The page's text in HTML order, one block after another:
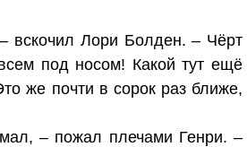
вскочил Лори Болден. – Чёрт
под носом! Какой тут ещё
же почти в сорок раз ближе,
– пожал плечами Генри. –